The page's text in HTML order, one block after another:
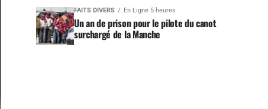
FAITS DIVERS En Ligne 5 heures
Un an de prison pour le pilote du canot
surchargé de la Manche